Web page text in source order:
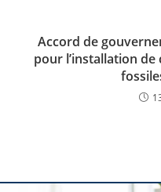
Accord de
pour l’installation